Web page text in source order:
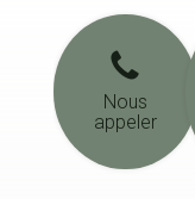
Nous
appeler